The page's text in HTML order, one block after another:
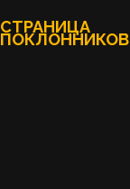
СТРАНИЦА
ПОКЛОННИКОВ